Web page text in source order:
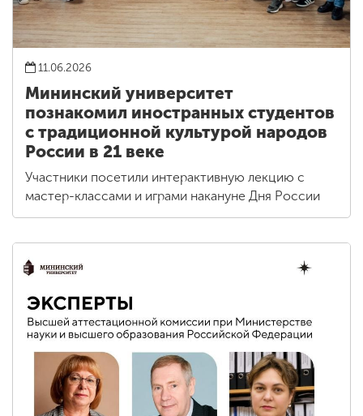
11.06.2026
Мининский университет
познакомил иностранных студентов
с традиционной культурой народов
России в 21 веке
Участники посетили интерактивную лекцию с
мастер-классами и играми накануне Дня России